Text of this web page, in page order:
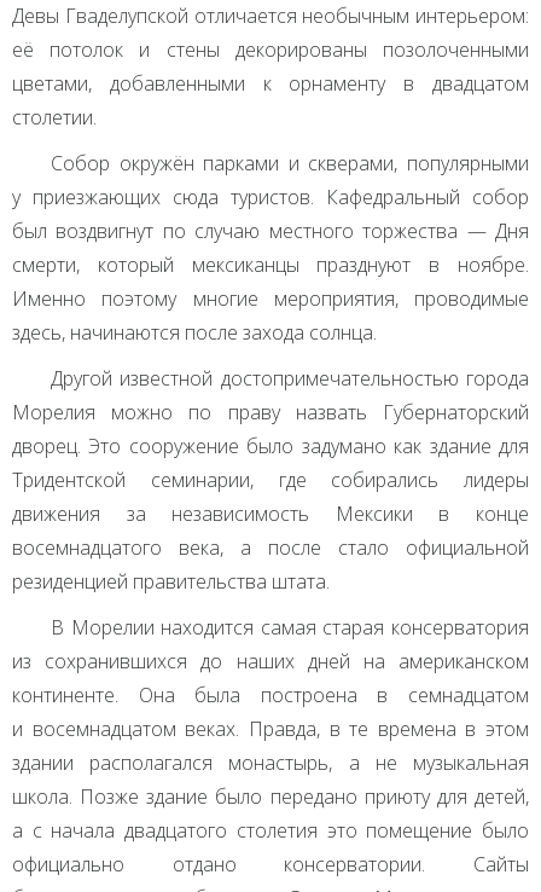
Девы Гваделупской отличается необычным интерьером:
её потолок и стены декорированы позолоченными
цветами, добавленными к орнаменту в двадцатом
столетии.
Собор окружён парками и скверами, популярными
у приезжающих сюда туристов. Кафедральный собор
был воздвигнут по случаю местного торжества — Дня
смерти, который мексиканцы празднуют в ноябре.
Именно поэтому многие мероприятия, проводимые
здесь, начинаются после захода солнца.
Другой известной достопримечательностью города
Морелия можно по праву назвать Губернаторский
дворец. Это сооружение было задумано как здание для
Тридентской семинарии, где собирались лидеры
движения за независимость Мексики в конце
восемнадцатого века, а после стало официальной
резиденцией правительства штата.
В Морелии находится самая старая консерватория
из сохранившихся до наших дней на американском
континенте. Она была построена в семнадцатом
и восемнадцатом веках. Правда, в те времена в этом
здании располагался монастырь, а не музыкальная
школа. Позже здание было передано приюту для детей,
а с начала двадцатого столетия это помещение было
официально отдано консерватории. Сайты